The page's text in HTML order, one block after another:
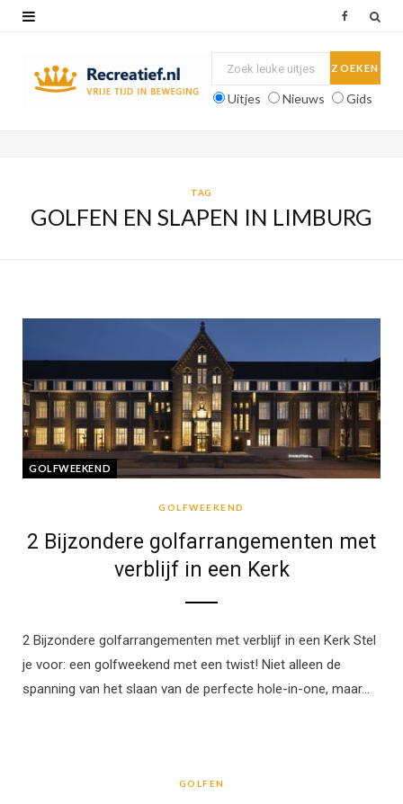
o
Uitjes Nieuws Gids
TAG
GOLFEN EN SLAPEN IN LIMBURG
GOLFWEEKEND
GOLFWEEKEND
2 Bijzondere golfarrangementen met
verblijf in een Kerk
2 Bijzondere golfarrangementen met verblijf in een Kerk Stel
je voor: een golfweekend met een twist! Niet alleen de
spanning van het slaan van de perfecte hole-in-one, maar…
GOLFEN